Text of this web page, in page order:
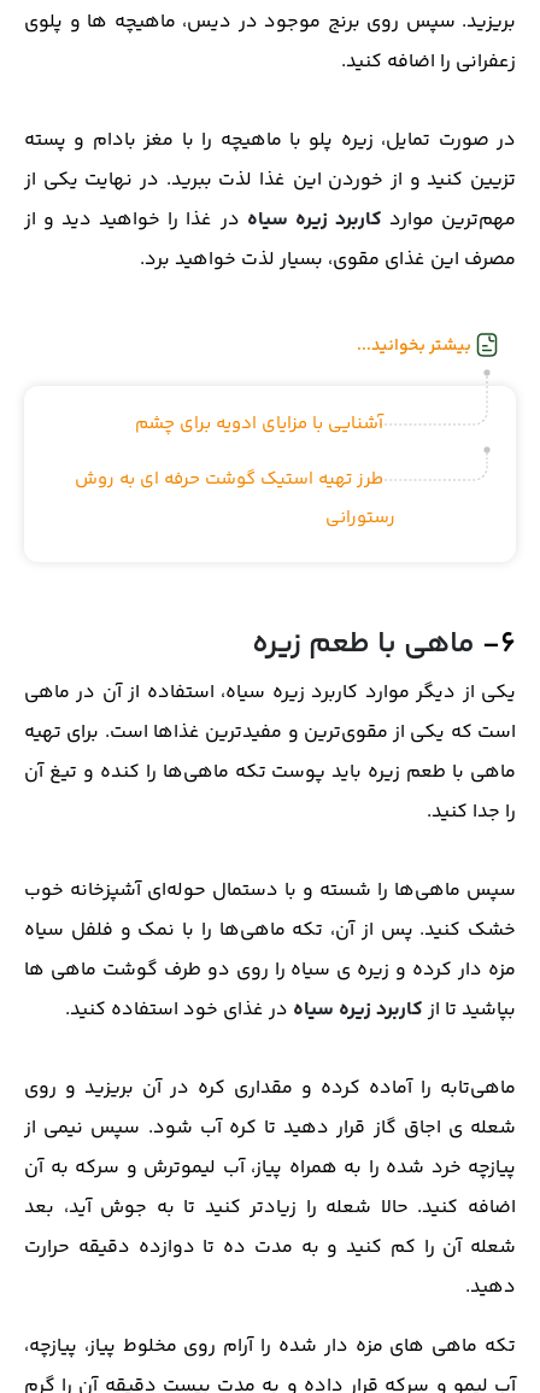
بریزید. سپس روی برنج موجود در دیس، ماهیچه ها و پلوی
زعفرانی را اضافه کنید.
در صورت تمایل، زیره پلو با ماهیچه را با مغز بادام و پسته
تزیین کنید و از خوردن این غذا لذت ببرید. در نهایت یکی از
مهم‌ترین موارد کاربرد زیره سیاه در غذا را خواهید دید و از
مصرف این غذای مقوی، بسیار لذت خواهید برد.
بیشتر بخوانید...
آشنایی با مزایای ادویه برای چشم
طرز تهیه استیک گوشت حرفه ای به روش
رستورانی
۶- ماهی با طعم زیره
یکی از دیگر موارد کاربرد زیره سیاه، استفاده از آن در ماهی
است که یکی از مقوی‌ترین و مفیدترین غذاها است. برای تهیه
ماهی با طعم زیره باید پوست تکه ماهی‌ها را کنده و تیغ آن
را جدا کنید.
سپس ماهی‌ها را شسته و با دستمال حوله‌ای آشپزخانه خوب
خشک کنید. پس از آن، تکه ماهی‌ها را با نمک و فلفل سیاه
مزه دار کرده و زیره ی سیاه را روی دو طرف گوشت ماهی ها
بپاشید تا ازکاربرد زیره سیاه در غذای خود استفاده کنید.
ماهی‌تابه را آماده کرده و مقداری کره در آن بریزید و روی
شعله ی اجاق گاز قرار دهید تا کره آب شود. سپس نیمی از
پیازچه خرد شده را به همراه پیاز، آب لیموترش و سرکه به آن
اضافه کنید. حالا شعله را زیادتر کنید تا به جوش آید، بعد
شعله آن را کم کنید و به مدت ده تا دوازده دقیقه حرارت
دهید.
تکه ماهی های مزه دار شده را آرام روی مخلوط پیاز، پیازچه،
آب لیمو و سرکه قرار داده و به مدت بیست دقیقه آن را گرم